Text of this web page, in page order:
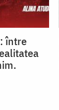
între